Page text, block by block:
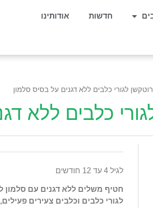
חדשות אודותינו
לגורי כלבים ללא דגנים על בסיס סלמון
כלבים ללא
לגיל 4 עד 12 חודשים
חטיף משלים ללא דגנים עם סלמון
לגורי כלבים וכלבים צעירים